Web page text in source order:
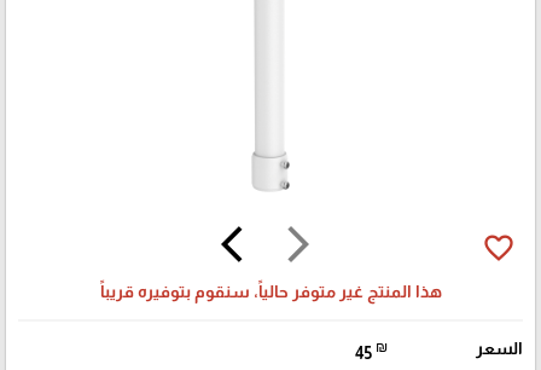
arrow_forward_ios
arrow_back_ios favorite_border
هذا المنتج غير متوفر حالياً، سنقوم بتوفيره قريباً
السعر 45 ₪